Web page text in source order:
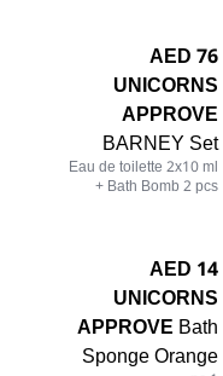
76 AED
UNICORNS
APPROVE
BARNEY Set
Eau de toilette 2x10 ml
+ Bath Bomb 2 pcs
14 AED
UNICORNS
APPROVEBath
Sponge Orange